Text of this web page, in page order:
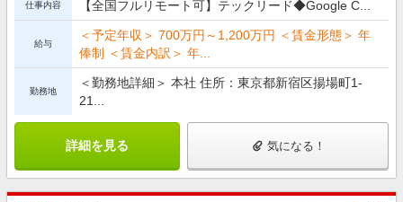
仕事内容 【全国フルリモート可】テックリード◆Google C...
給与
＜予定年収＞ 700万円～1,200万円 ＜賃金形態＞ 年
俸制 ＜賃金内訳＞ 年...
勤務地
＜勤務地詳細＞ 本社 住所：東京都新宿区揚場町1-
21...
詳細を見る 気になる！